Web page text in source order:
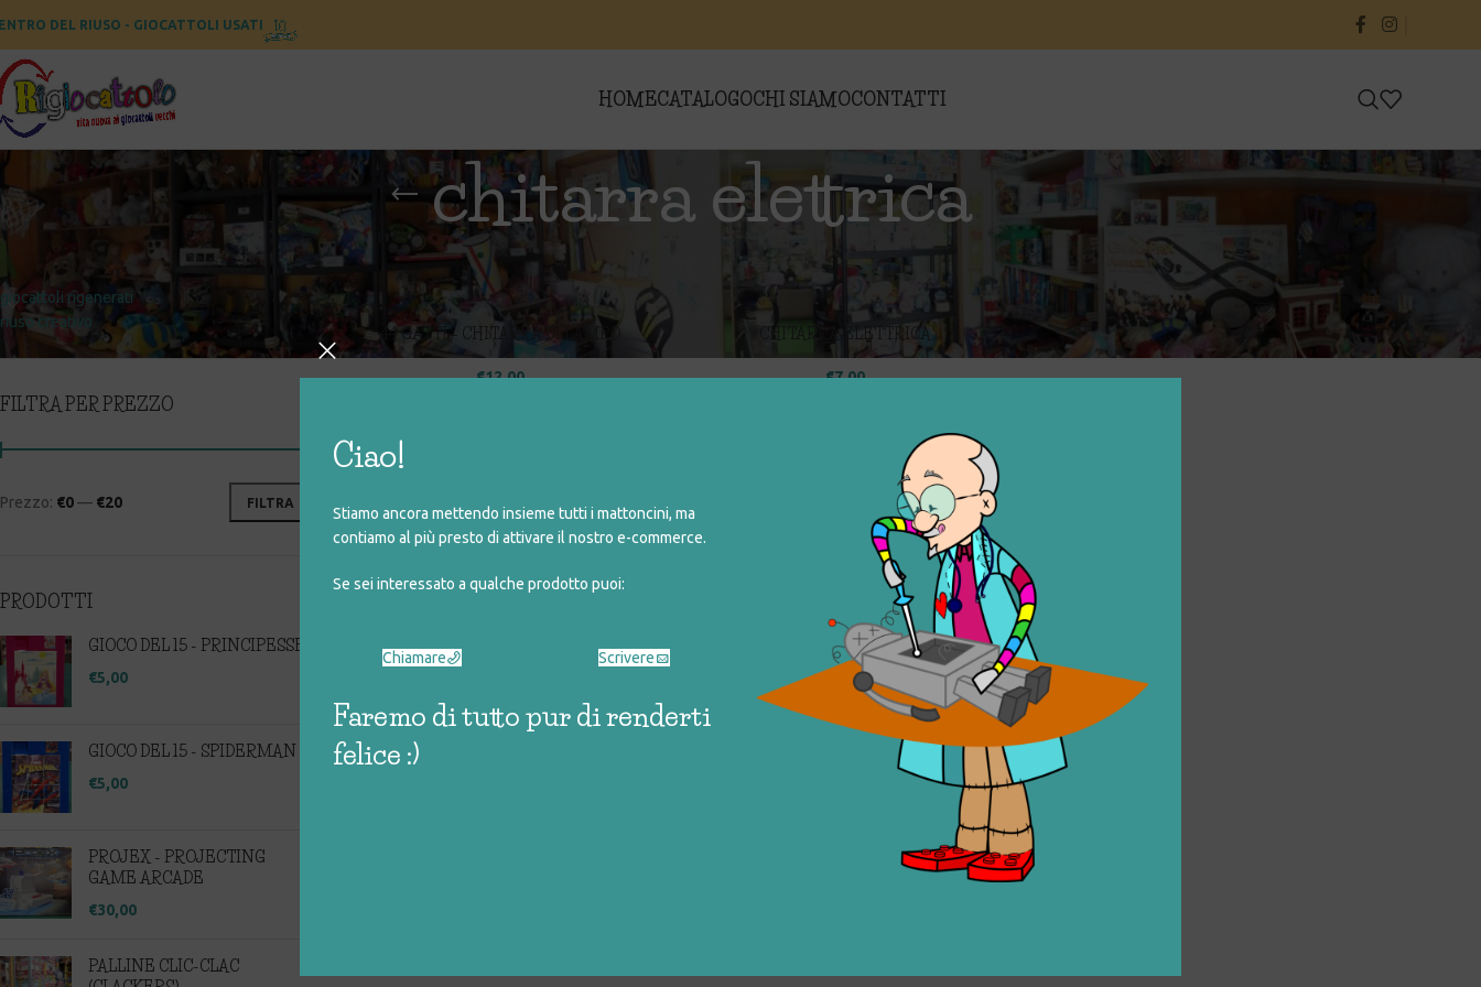
Ciao!
Stiamo ancora mettendo insieme tutti i mattoncini, ma
contiamo al più presto di attivare il nostro e-commerce.
Se sei interessato a qualche prodotto puoi:
Chiamare Scrivere
Faremo di tutto pur di renderti
felice :)
DEL RIUSO - GIOCATTOLI USATI
HOMECATALOGOCHI SIAMOCONTATTI
chitarra elettrica
giocattoli rigenerati
riuso creativo
FILTRA PER PREZZO
FILTRA
Prezzo: €0— €20
PRODOTTI
GIOCO DEL 15 - PRINCIPESSE
€5,00
GIOCO DEL 15 - SPIDERMAN
€5,00
PROJEX - PROJECTING
GAME ARCADE
€30,00
PALLINE CLIC-CLAC
Home Prodotti taggati “chitarra elettrica” Show
44 GATTI – CHITARRA DI LAMPO
€12,00
CHITARRA ELETTRICA
€7,00